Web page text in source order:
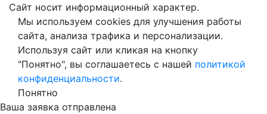
Сайт носит информационный характер.
Мы используем cookies для улучшения работы
сайта, анализа трафика и персонализации.
Используя сайт или кликая на кнопку
"Понятно", вы соглашаетесь с нашей политикой
конфиденциальности.
Понятно
Ваша заявка отправлена